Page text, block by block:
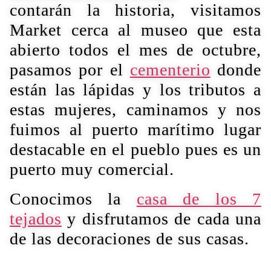
contarán la historia, visitamos
Market cerca al museo que esta
abierto todos el mes de octubre,
pasamos por el cementerio donde
están las lápidas y los tributos a
estas mujeres, caminamos y nos
fuimos al puerto marítimo lugar
destacable en el pueblo pues es un
puerto muy comercial.
Conocimos la casa de los 7
tejados y disfrutamos de cada una
de las decoraciones de sus casas.